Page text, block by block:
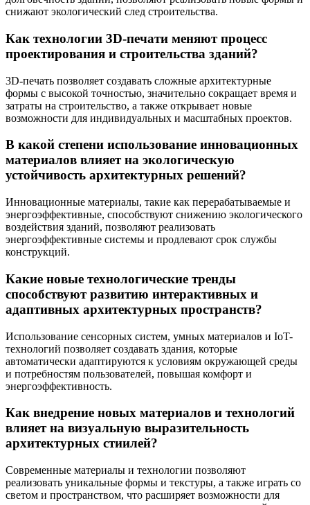
снижают экологический след строительства.
Как технологии 3D-печати меняют процесс
проектирования и строительства зданий?
3D-печать позволяет создавать сложные архитектурные
формы с высокой точностью, значительно сокращает время и
затраты на строительство, а также открывает новые
возможности для индивидуальных и масштабных проектов.
В какой степени использование инновационных
материалов влияет на экологическую
устойчивость архитектурных решений?
Инновационные материалы, такие как перерабатываемые и
энергоэффективные, способствуют снижению экологического
воздействия зданий, позволяют реализовать
энергоэффективные системы и продлевают срок службы
конструкций.
Какие новые технологические тренды
способствуют развитию интерактивных и
адаптивных архитектурных пространств?
Использование сенсорных систем, умных материалов и IoT-
технологий позволяет создавать здания, которые
автоматически адаптируются к условиям окружающей среды
и потребностям пользователей, повышая комфорт и
энергоэффективность.
Как внедрение новых материалов и технологий
влияет на визуальную выразительность
архитектурных стиилей?
Современные материалы и технологии позволяют
реализовать уникальные формы и текстуры, а также играть со
светом и пространством, что расширяет возможности для